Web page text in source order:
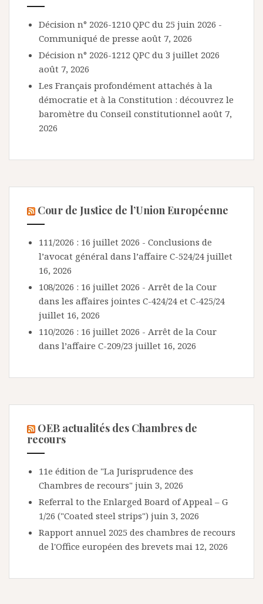
Décision n° 2026-1210 QPC du 25 juin 2026 -
Communiqué de presse août 7, 2026
Décision n° 2026-1212 QPC du 3 juillet 2026
août 7, 2026
Les Français profondément attachés à la
démocratie et à la Constitution : découvrez le
baromètre du Conseil constitutionnel août 7,
2026
Cour de Justice de l’Union Européenne
111/2026 : 16 juillet 2026 - Conclusions de
l’avocat général dans l’affaire C-524/24 juillet
16, 2026
108/2026 : 16 juillet 2026 - Arrêt de la Cour
dans les affaires jointes C-424/24 et C-425/24
juillet 16, 2026
110/2026 : 16 juillet 2026 - Arrêt de la Cour
dans l’affaire C-209/23 juillet 16, 2026
OEB actualités des Chambres de
recours
11e édition de "La Jurisprudence des
Chambres de recours" juin 3, 2026
Referral to the Enlarged Board of Appeal – G
1/26 ("Coated steel strips") juin 3, 2026
Rapport annuel 2025 des chambres de recours
de l'Office européen des brevets mai 12, 2026